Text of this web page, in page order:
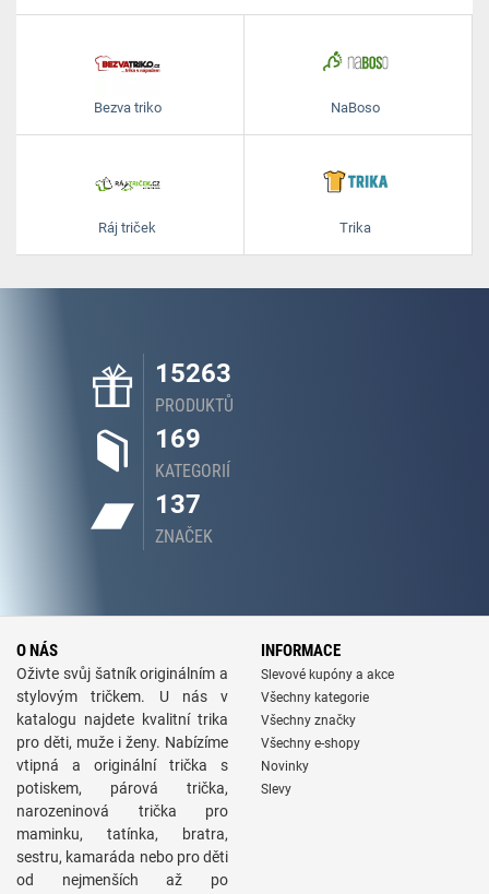
Bezva triko NaBoso
Ráj triček Trika
15263
PRODUKTŮ
169
KATEGORIÍ
137
ZNAČEK
O NÁS
Oživte svůj šatník originálním a
stylovým tričkem. U nás v
katalogu najdete kvalitní trika
pro děti, muže i ženy. Nabízíme
vtipná a originální trička s
potiskem, párová trička,
narozeninová trička pro
maminku, tatínka, bratra,
sestru, kamaráda nebo pro děti
od nejmenších až po
INFORMACE
Slevové kupóny a akce
Všechny kategorie
Všechny značky
Všechny e-shopy
Novinky
Slevy